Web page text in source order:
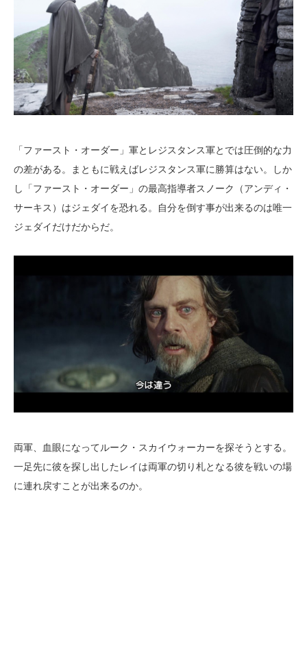
「ファースト・オーダー」軍とレジスタンス軍とでは圧倒的な力
の差がある。まともに戦えばレジスタンス軍に勝算はない。しか
し「ファースト・オーダー」の最高指導者スノーク（アンディ・
サーキス）はジェダイを恐れる。自分を倒す事が出来るのは唯一
ジェダイだけだからだ。
両軍、血眼になってルーク・スカイウォーカーを探そうとする。
一足先に彼を探し出したレイは両軍の切り札となる彼を戦いの場
に連れ戻すことが出来るのか。